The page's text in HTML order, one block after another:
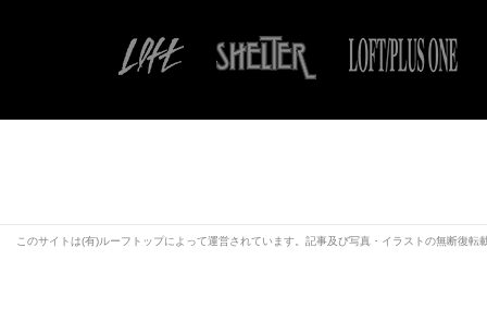
このサイトは(有)ルーフトップによって運営されています。記事及び写真・イラストの無断復転